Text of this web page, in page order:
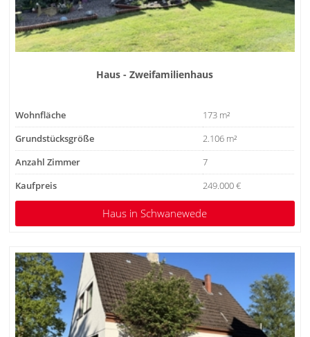
Haus - Zweifamilienhaus
Wohnfläche
173 m²
Grundstücksgröße
2.106 m²
Anzahl Zimmer
7
Kaufpreis
249.000 €
Haus in Schwanewede